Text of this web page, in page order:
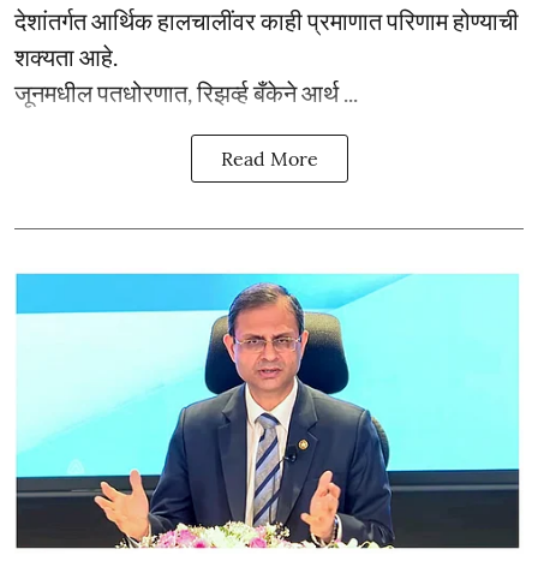
देशांतर्गत आर्थिक हालचालींवर काही प्रमाणात परिणाम होण्याची
शक्यता आहे.
जूनमधील पतधोरणात, रिझर्व्ह बँकेने आर्थ ...
Read More